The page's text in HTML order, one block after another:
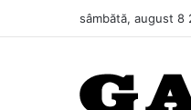
sâmbătă, august 8